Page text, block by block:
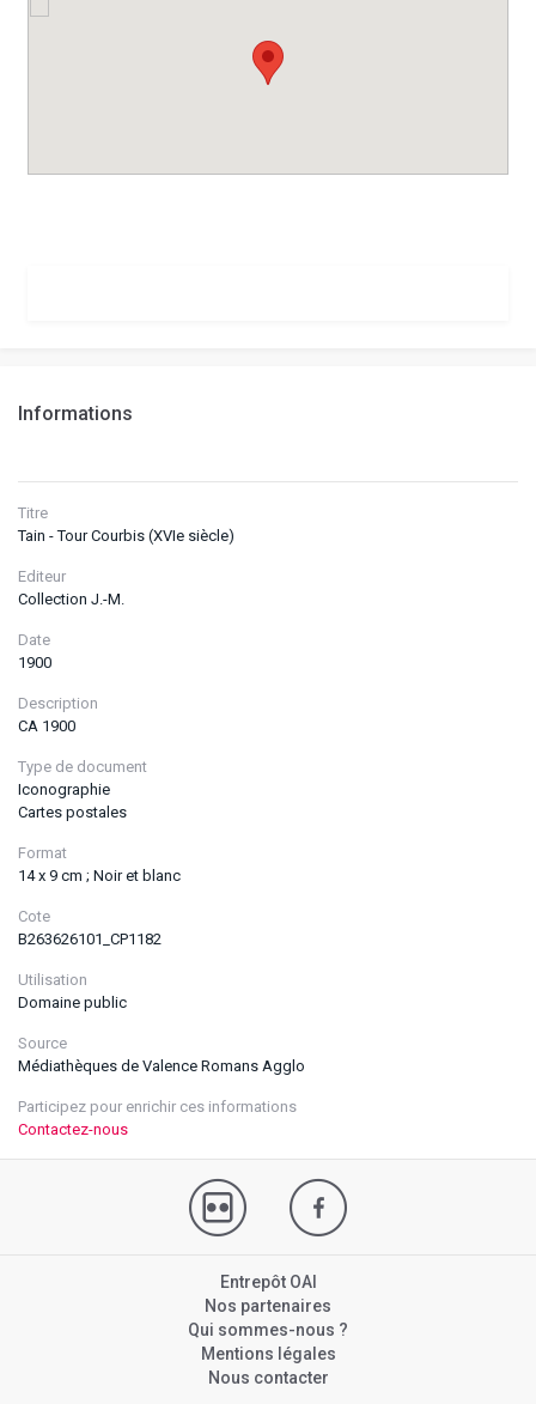
Informations
Titre
Tain - Tour Courbis (XVIe siècle)
Editeur
Collection J.-M.
Date
1900
Description
CA 1900
Type de document
Iconographie
Cartes postales
Format
14 x 9 cm ; Noir et blanc
Cote
B263626101_CP1182
Utilisation
Domaine public
Source
Médiathèques de Valence Romans Agglo
Participez pour enrichir ces informations
Contactez-nous
Entrepôt OAI
Nos partenaires
Qui sommes-nous ?
Mentions légales
Nous contacter